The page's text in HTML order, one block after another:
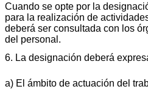
Cuando se opte por la
para la realización de
deberá ser consultada con los
del personal.
6. La designación deberá
a) El ámbito de actuación del